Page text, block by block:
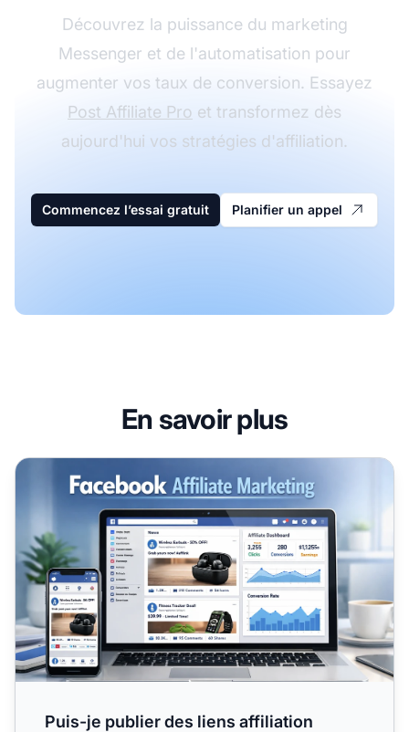
Découvrez la puissance du marketing
Messenger et de l'automatisation pour
augmenter vos taux de conversion. Essayez
Post Affiliate Pro et transformez dès
aujourd'hui vos stratégies d'affiliation.
Commencez l’essai gratuit Planifier un appel
En savoir plus
Puis-je publier des liens affiliation directement sur
Puis-je publier des liens affiliation